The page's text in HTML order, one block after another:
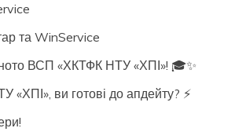
та WinService
ВСП «ХКТФК НТУ «ХПІ»! 🎓✨
ви готові до апдейту? ⚡️